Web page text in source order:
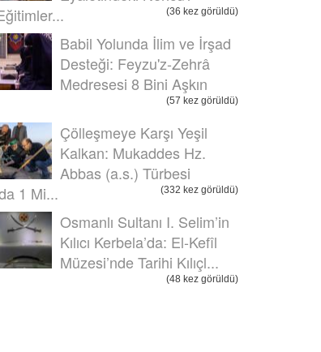
(36 kez görüldü)
Babil Yolunda İlim ve İrşad
Desteği: Feyzu'z-Zehrâ
Medresesi 8 Bini Aşkın
(57 kez görüldü)
Çölleşmeye Karşı Yeşil
Kalkan: Mukaddes Hz.
Abbas (a.s.) Türbesi
1 Mi...
(332 kez görüldü)
Osmanlı Sultanı I. Selim’in
Kılıcı Kerbela’da: El-Kefîl
Müzesi’nde Tarihi Kılıçl...
(48 kez görüldü)